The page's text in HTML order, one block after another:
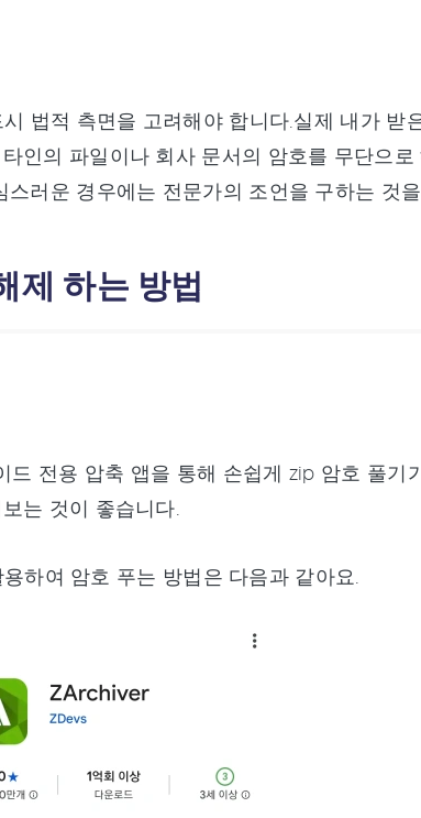
법적 측면을 고려해야 합니다.실제 내가 받
인의 파일이나 회사 문서의 암호를 무단으
러운 경우에는 전문가의 조언을 구하는 것
제 하는 방법
전용 압축 앱을 통해 손쉽게 zip 암호 풀기
는 것이 좋습니다.
하여 암호 푸는 방법은 다음과 같아요.